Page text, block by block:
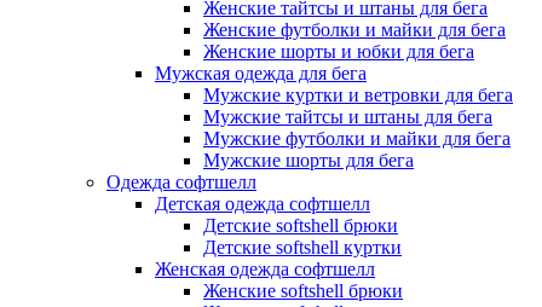
Женские тайтсы и штаны для бега
Женские футболки и майки для бега
Женские шорты и юбки для бега
Мужская одежда для бега
Мужские куртки и ветровки для бега
Мужские тайтсы и штаны для бега
Мужские футболки и майки для бега
Мужские шорты для бега
Одежда софтшелл
Детская одежда софтшелл
Детские softshell брюки
Детские softshell куртки
Женская одежда софтшелл
Женские softshell брюки